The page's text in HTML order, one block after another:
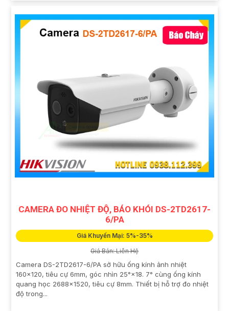
CAMERA ĐO NHIỆT ĐỘ, BÁO KHÓI DS-2TD2617-
6/PA
Giá Khuyến Mại: 5%-35%
Giá Bán: Liên Hệ
Camera DS-2TD2617-6/PA sở hữu ống kính ảnh nhiệt
160×120, tiêu cự 6mm, góc nhìn 25°×18. 7° cùng ống kính
quang học 2688×1520, tiêu cự 8mm. Thiết bị hỗ trợ đo nhiệt
độ trong...